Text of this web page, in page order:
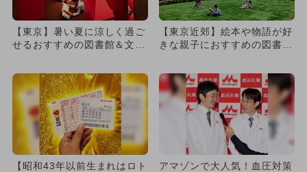
【東京】暑い夏に涼しく過ご
せるおすすめの図書館＆文化
【東京近郊】絵本や物語が好
きな親子におすすめの図書館
【昭和43年以前生まれはロト
アマゾンで大人気！血圧対策